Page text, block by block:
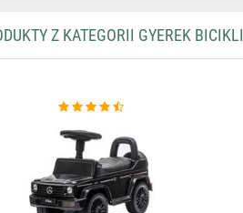
Z KATEGORII GYEREK BICIKLI